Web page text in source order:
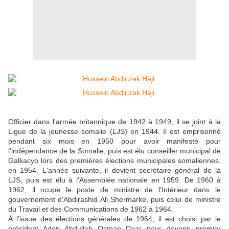
Officier dans l'armée britannique de 1942 à 1949, il se joint à la
Ligue de la jeunesse somalie (LJS) en 1944. Il est emprisonné
pendant six mois en 1950 pour avoir manifesté pour
l'indépendance de la Somalie, puis est élu conseiller municipal de
Galkacyo lors des premières élections municipales somaliennes,
en 1954. L'année suivante, il devient secrétaire général de la
LJS, puis est élu à l'Assemblée nationale en 1959. De 1960 à
1962, il ocupe le poste de ministre de l'Intérieur dans le
gouvernement d'Abdirashid Ali Shermarke, puis celui de ministre
du Travail et des Communications de 1962 à 1964.
À l'issue des élections générales de 1964, il est choisi par le